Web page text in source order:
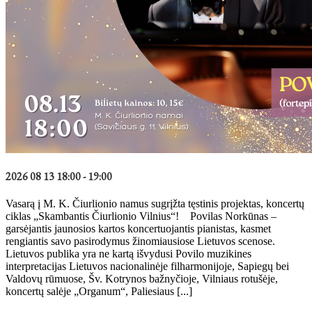
2026 08 13 18:00 - 19:00
Vasarą į M. K. Čiurlionio namus sugrįžta tęstinis projektas, koncertų
ciklas „Skambantis Čiurlionio Vilnius“! Povilas Norkūnas –
garsėjantis jaunosios kartos koncertuojantis pianistas, kasmet
rengiantis savo pasirodymus žinomiausiose Lietuvos scenose.
Lietuvos publika yra ne kartą išvydusi Povilo muzikines
interpretacijas Lietuvos nacionalinėje filharmonijoje, Sapiegų bei
Valdovų rūmuose, Šv. Kotrynos bažnyčioje, Vilniaus rotušėje,
koncertų salėje „Organum“, Paliesiaus [...]